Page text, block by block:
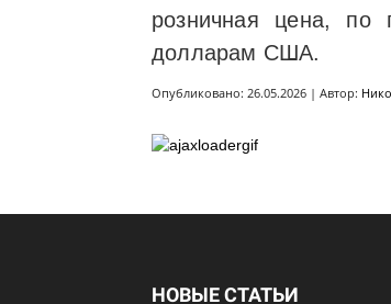
розничная цена, по
долларам США.
Опубликовано: 26.05.2026 | Автор:
НОВЫЕ СТАТЬИ